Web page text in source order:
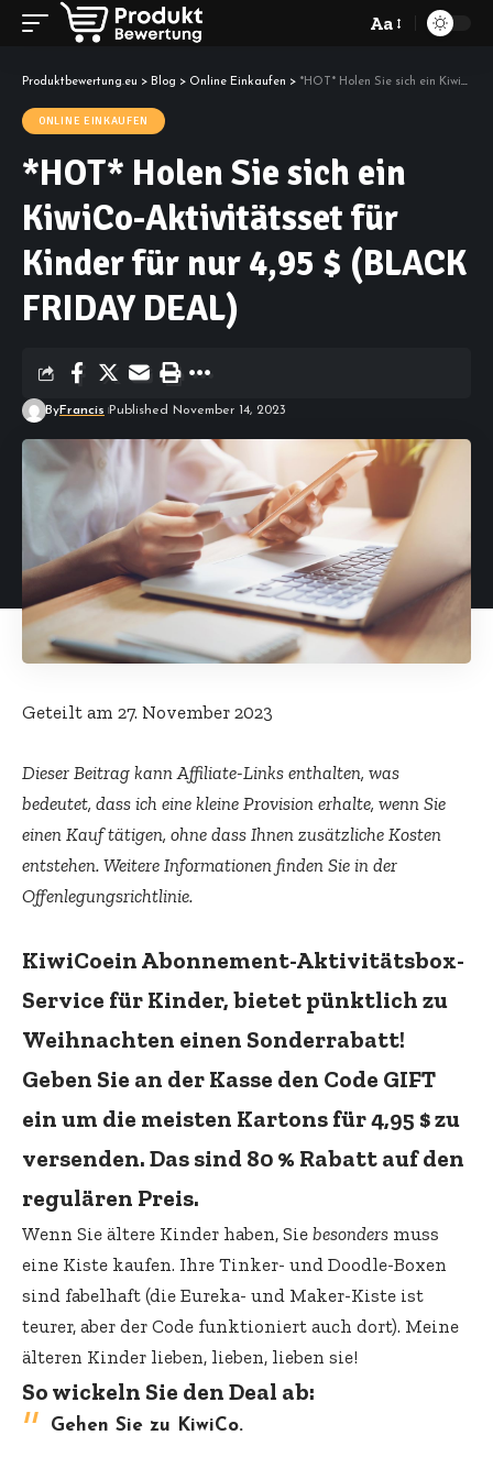
Font
Aa
Produktbewertung.eu > Blog > Online Einkaufen > *HOT* Holen Sie sich ein KiwiCo-Aktivitätsset für Kinder für nur 4,95 $ (BLACK FRIDAY DEAL)
ONLINE EINKAUFEN
*HOT* Holen Sie sich ein
KiwiCo-Aktivitätsset für
Kinder für nur 4,95 $ (BLACK
FRIDAY DEAL)
ByFrancis Published November 14, 2023
Geteilt am 27. November 2023
Dieser Beitrag kann Affiliate-Links enthalten, was
bedeutet, dass ich eine kleine Provision erhalte, wenn Sie
einen Kauf tätigen, ohne dass Ihnen zusätzliche Kosten
entstehen. Weitere Informationen finden Sie in der
Offenlegungsrichtlinie.
KiwiCoein Abonnement-Aktivitätsbox-
Service für Kinder, bietet pünktlich zu
Weihnachten einen Sonderrabatt!
Geben Sie an der Kasse den Code GIFT
ein um die meisten Kartons für 4,95 $ zu
versenden. Das sind 80 % Rabatt auf den
regulären Preis.
Wenn Sie ältere Kinder haben, Sie besonders muss
eine Kiste kaufen. Ihre Tinker- und Doodle-Boxen
sind fabelhaft (die Eureka- und Maker-Kiste ist
teurer, aber der Code funktioniert auch dort). Meine
älteren Kinder lieben, lieben, lieben sie!
So wickeln Sie den Deal ab:
Gehen Sie zu KiwiCo.